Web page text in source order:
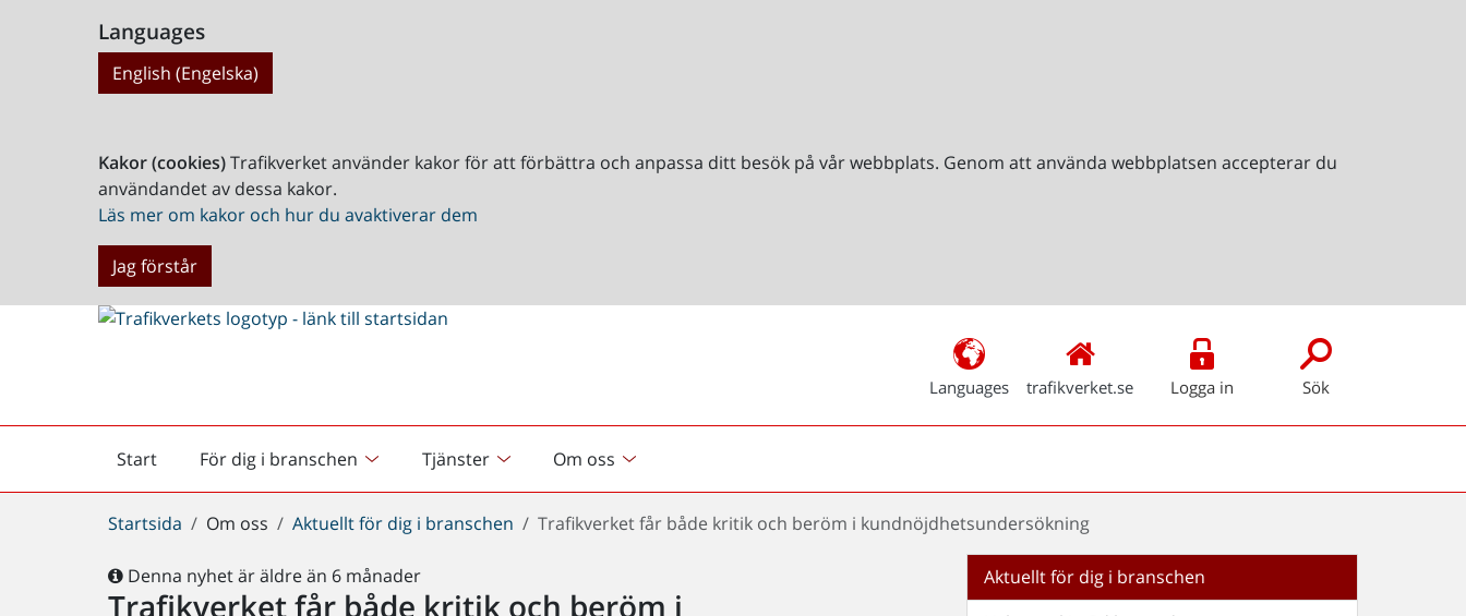
Languages
English (Engelska)
Kakor (cookies)Trafikverket använder kakor för att förbättra och anpassa ditt besök på vår webbplats. Genom att använda webbplatsen accepterar du
användandet av dessa kakor.
Läs mer om kakor och hur du avaktiverar dem
Jag förstår
Languages trafikverket.se Logga in Sök
Start
Startsida För dig i branschen Tjänster Om oss
Du
här:
Startsida Om oss Aktuellt för dig i branschen Trafikverket får både kritik och beröm i kundnöjdhetsundersökning
Denna nyhet är äldre än 6 månader
Trafikverket får både kritik och beröm i
Aktuellt för dig i branschen